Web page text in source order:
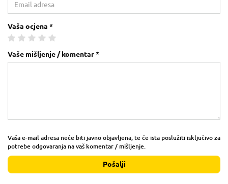
Vaša ocjena *
Vaše mišljenje / komentar *
Vaša e-mail adresa neće biti javno objavljena, te će ista poslužiti isključivo za
potrebe odgovaranja na vaš komentar / mišljenje.
Pošalji